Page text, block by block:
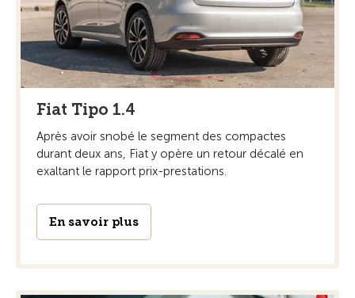
Fiat Tipo 1.4
Après avoir snobé le segment des compactes
durant deux ans, Fiat y opère un retour décalé en
exaltant le rapport prix-prestations.
En savoir plus